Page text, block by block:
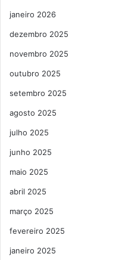
janeiro 2026
dezembro 2025
novembro 2025
outubro 2025
setembro 2025
agosto 2025
julho 2025
junho 2025
maio 2025
abril 2025
março 2025
fevereiro 2025
janeiro 2025